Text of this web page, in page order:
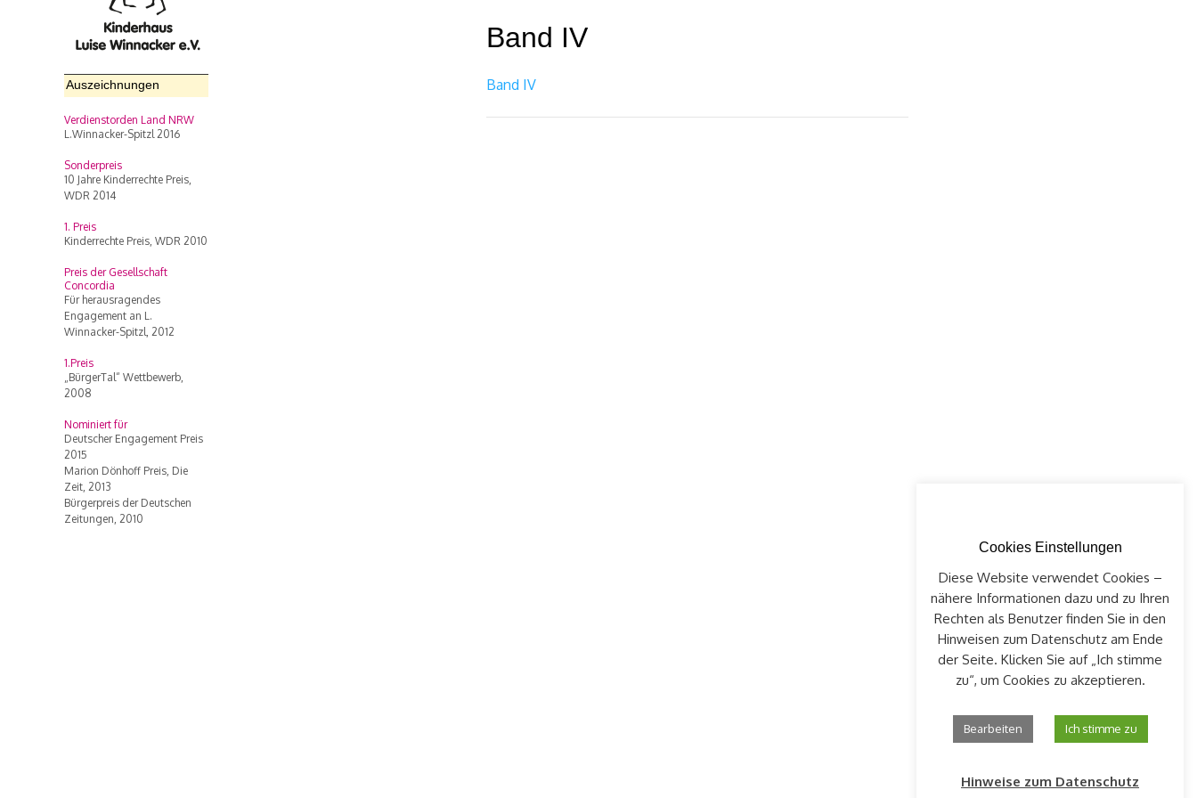
Band IV
Band IV
Auszeichnungen
Verdienstorden Land NRW
L.Winnacker-Spitzl 2016
Sonderpreis
10 Jahre Kinderrechte Preis,
WDR 2014
1. Preis
Kinderrechte Preis, WDR 2010
Preis der Gesellschaft
Concordia
Für herausragendes
Engagement an L.
Winnacker-Spitzl, 2012
1.Preis
„BürgerTal“ Wettbewerb,
2008
Nominiert für
Deutscher Engagement Preis
2015
Marion Dönhoff Preis, Die
Zeit, 2013
Bürgerpreis der Deutschen
Zeitungen, 2010
Cookies Einstellungen
Diese Website verwendet Cookies –
nähere Informationen dazu und zu Ihren
Rechten als Benutzer finden Sie in den
Hinweisen zum Datenschutz am Ende
der Seite. Klicken Sie auf „Ich stimme
zu“, um Cookies zu akzeptieren.
Bearbeiten Ich stimme zu
Hinweise zum Datenschutz